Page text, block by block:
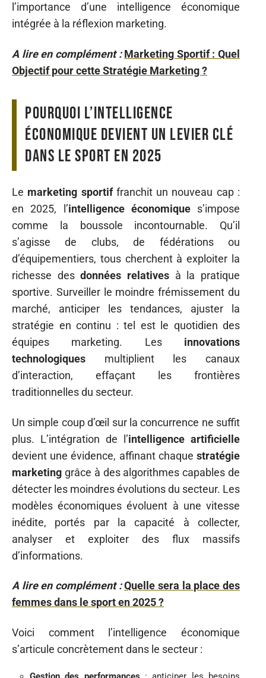
l’importance d’une intelligence économique
intégrée à la réflexion marketing.
A lire en complément : Marketing Sportif : Quel
Objectif pour cette Stratégie Marketing ?
Pourquoi l’intelligence
économique devient un levier clé
dans le sport en 2025
Le marketing sportiffranchit un nouveau cap :
en 2025, l’intelligence économiques’impose
comme la boussole incontournable. Qu’il
s’agisse de clubs, de fédérations ou
d’équipementiers, tous cherchent à exploiter la
richesse desdonnées relatives à la pratique
sportive. Surveiller le moindre frémissement du
marché, anticiper les tendances, ajuster la
stratégie en continu : tel est le quotidien des
équipes marketing. Les innovations
technologiques multiplient les canaux
d’interaction, effaçant les frontières
traditionnelles du secteur.
Un simple coup d’œil sur la concurrence ne suffit
plus. L’intégration de l’intelligence artificielle
devient une évidence, affinant chaque stratégie
marketing grâce à des algorithmes capables de
détecter les moindres évolutions du secteur. Les
modèles économiques évoluent à une vitesse
inédite, portés par la capacité à collecter,
analyser et exploiter des flux massifs
d’informations.
A lire en complément : Quelle sera la place des
femmes dans le sport en 2025 ?
Voici comment l’intelligence économique
s’articule concrètement dans le secteur :